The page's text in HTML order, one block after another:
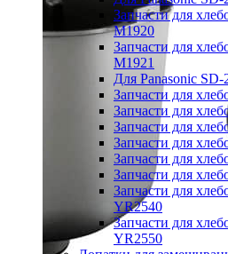
Запчасти для
M1920
Запчасти для
M1921
Для Panasonic SD-
Запчасти для
Запчасти для
Запчасти для
Запчасти для
Запчасти для
Запчасти для
Запчасти для
YR2540
Запчасти для
YR2550